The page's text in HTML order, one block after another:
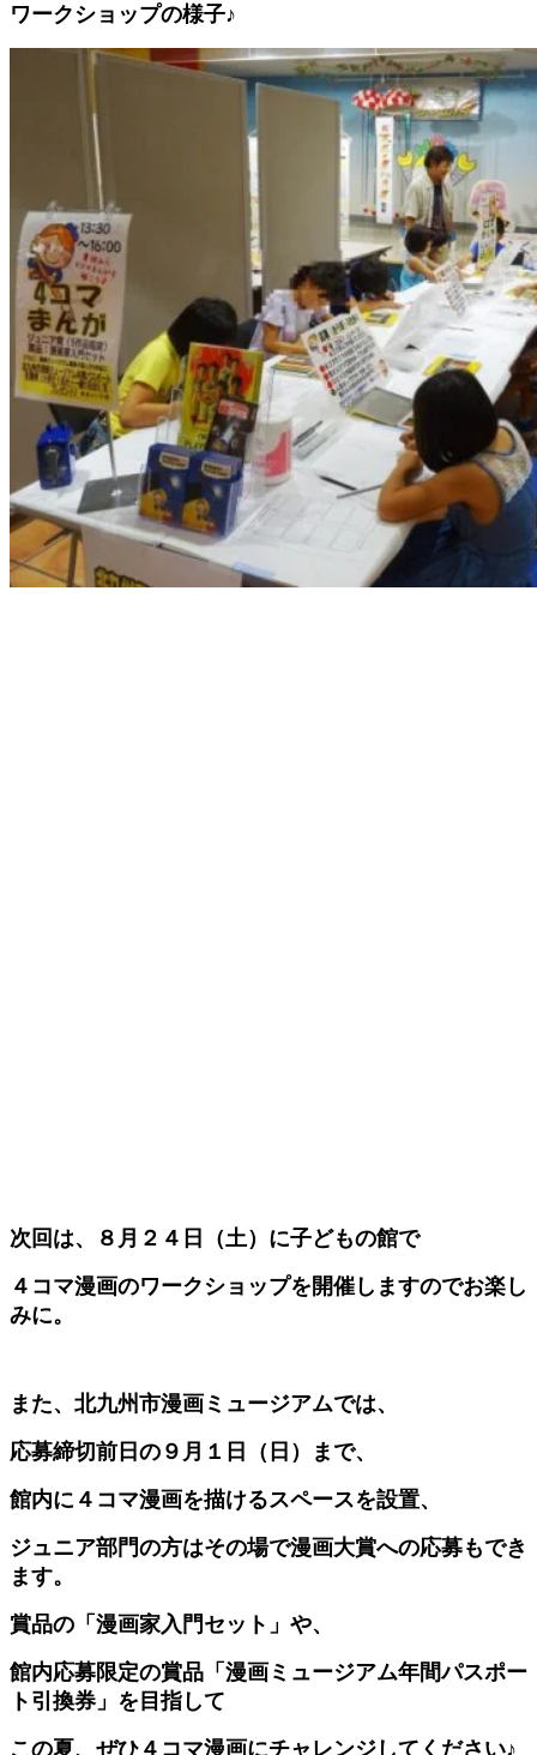
ワークショップの様子♪
次回は、８月２４日（土）に子どもの館で
４コマ漫画のワークショップを開催しますのでお楽し
みに。
また、北九州市漫画ミュージアムでは、
応募締切前日の９月１日（日）まで、
館内に４コマ漫画を描けるスペースを設置、
ジュニア部門の方はその場で漫画大賞への応募もでき
ます。
賞品の「漫画家入門セット」や、
館内応募限定の賞品「漫画ミュージアム年間パスポー
ト引換券」を 目指して
この夏、ぜひ４コマ漫画にチャレンジしてください♪